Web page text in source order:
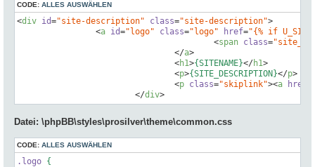
CODE: ALLES AUSWÄHLEN
<div id="site-description" class="site-description">
<a id="logo" class="logo" href="{% if
<span class=
</a>
<h1>{SITENAME}</h1>
<p>{SITE_DESCRIPTION}</p>
<p class="skiplink"><a href
</div>
Datei: \phpBB\styles\prosilver\theme\common.css
CODE: ALLES AUSWÄHLEN
.logo {